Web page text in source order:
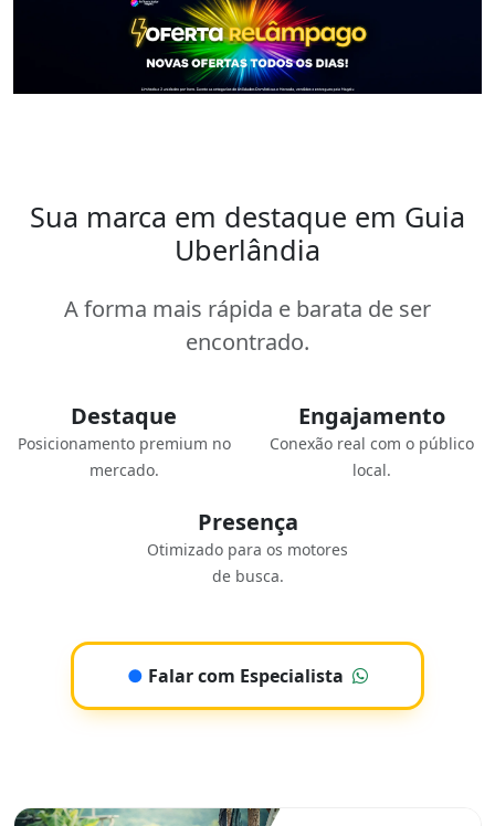
Sua marca em destaque em Guia
Uberlândia
A forma mais rápida e barata de ser
encontrado.
Destaque
Posicionamento premium no
mercado.
Engajamento
Conexão real com o público
local.
Presença
Otimizado para os motores
de busca.
● Falar com Especialista